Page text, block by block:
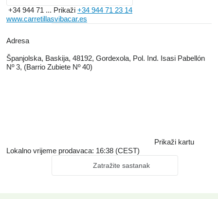
+34 944 71 ... Prikaži +34 944 71 23 14
www.carretillasvibacar.es
Adresa
Španjolska, Baskija, 48192, Gordexola, Pol. Ind. Isasi Pabellón
Nº 3, (Barrio Zubiete Nº 40)
Prikaži kartu
Lokalno vrijeme prodavaca: 16:38 (CEST)
Zatražite sastanak